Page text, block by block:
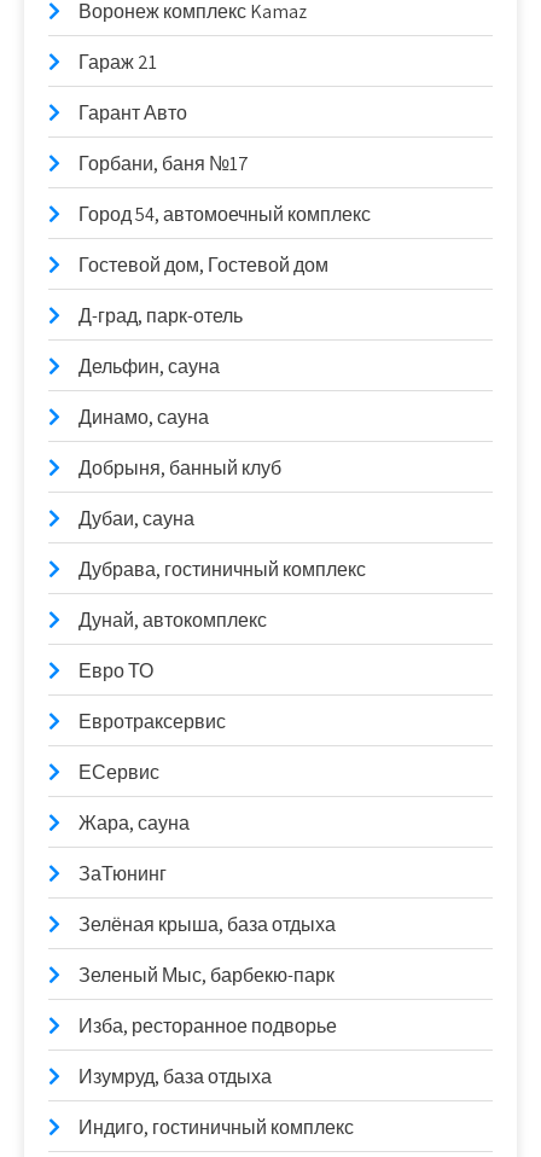
Воронеж комплекс Kamaz
Гараж 21
Гарант Авто
Горбани, баня №17
Город 54, автомоечный комплекс
Гостевой дом, Гостевой дом
Д-град, парк-отель
Дельфин, сауна
Динамо, сауна
Добрыня, банный клуб
Дубаи, сауна
Дубрава, гостиничный комплекс
Дунай, автокомплекс
Евро ТО
Евротраксервис
ЕСервис
Жара, сауна
ЗаТюнинг
Зелёная крыша, база отдыха
Зеленый Мыс, барбекю-парк
Изба, ресторанное подворье
Изумруд, база отдыха
Индиго, гостиничный комплекс